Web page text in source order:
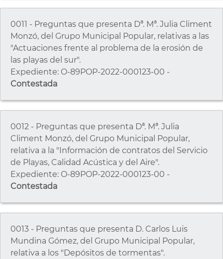
0011 - Preguntas que presenta Dª. Mª. Julia Climent
Monzó, del Grupo Municipal Popular, relativas a las
"Actuaciones frente al problema de la erosión de
las playas del sur".
Expediente: O-89POP-2022-000123-00 -
Contestada
0012 - Preguntas que presenta Dª. Mª. Julia
Climent Monzó, del Grupo Municipal Popular,
relativa a la "Información de contratos del Servicio
de Playas, Calidad Acústica y del Aire".
Expediente: O-89POP-2022-000123-00 -
Contestada
0013 - Preguntas que presenta D. Carlos Luis
Mundina Gómez, del Grupo Municipal Popular,
relativa a los "Depósitos de tormentas".